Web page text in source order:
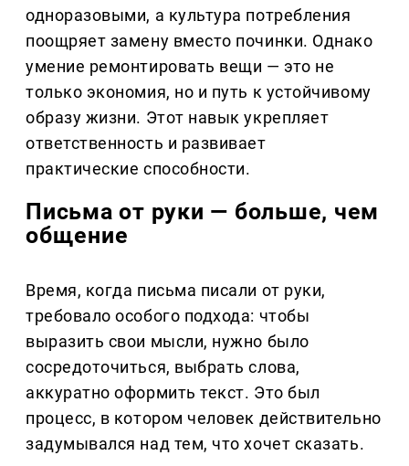
одноразовыми, а культура потребления
поощряет замену вместо починки. Однако
умение ремонтировать вещи — это не
только экономия, но и путь к устойчивому
образу жизни. Этот навык укрепляет
ответственность и развивает
практические способности.
Письма от руки — больше, чем
общение
Время, когда письма писали от руки,
требовало особого подхода: чтобы
выразить свои мысли, нужно было
сосредоточиться, выбрать слова,
аккуратно оформить текст. Это был
процесс, в котором человек действительно
задумывался над тем, что хочет сказать.